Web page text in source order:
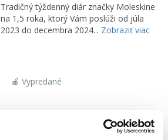
Tradičný týždenný diár značky Moleskine
na 1,5 roka, ktorý Vám poslúži od júla
2023 do decembra 2024... Zobraziť viac
🍎 Vypredané
Moleskine – 18-mesačný čierny
plánovací diár 2023/2024